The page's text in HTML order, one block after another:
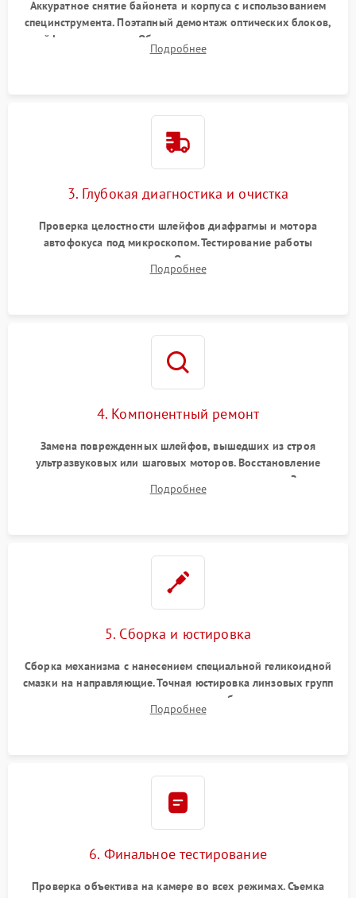
Аккуратное снятие байонета и корпуса с использованием
специнструмента. Поэтапный демонтаж оптических блоков,
шлейфов и приводов. Обязательная маркировка положения
линзовых групп для сохранения заводской центровки при
Подробнее
3. Глубокая диагностика и очистка
Проверка целостности шлейфов диафрагмы и мотора
автофокуса под микроскопом. Тестирование работы
электромагнитного привода. Очистка оптических элементов
от пыли, следов влаги и грибка спецрастворами без
Подробнее
4. Компонентный ремонт
Замена поврежденных шлейфов, вышедших из строя
ультразвуковых или шаговых моторов. Восстановление
геометрии направляющих при заклинивании зума. Замена
неисправного блока диафрагмы, датчиков положения или
Подробнее
5. Сборка и юстировка
Сборка механизма с нанесением специальной геликоидной
смазки на направляющие. Точная юстировка линзовых групп
программным или механическим способом для устранения
бэк
Подробнее
6. Финальное тестирование
Проверка объектива на камере во всех режимах. Съемка